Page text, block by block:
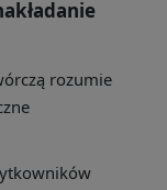
rozumie